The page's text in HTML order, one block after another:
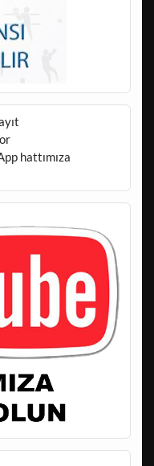
hattımıza